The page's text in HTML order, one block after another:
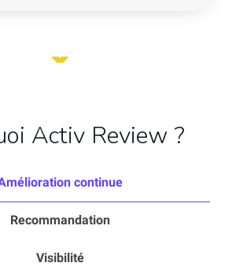
Activ Review ?
continue
Recommandation
Visibilité